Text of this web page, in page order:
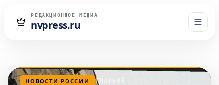
РЕДАКЦИОННОЕ МЕДИА
nvpress.ru
НОВОСТИ РОССИИ ГЛАВНОЕ